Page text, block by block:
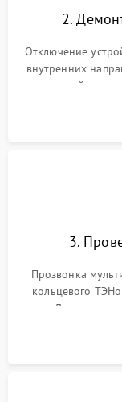
2.
Отключение
внутренних
задней или
3.
Прозвонка
кольцевого